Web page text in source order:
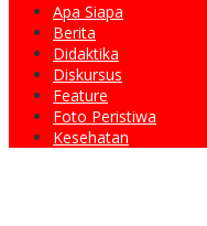
Apa Siapa
Berita
Didaktika
Diskursus
Feature
Foto Peristiwa
Kesehatan